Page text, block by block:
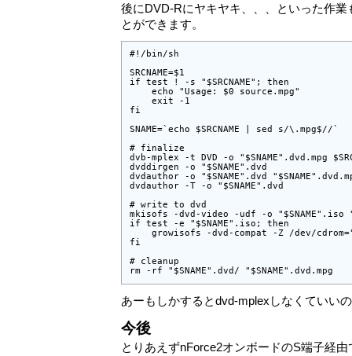
後にDVD-Rにヤキヤキ、、、といった作
とができます。
#!/bin/sh
SRCNAME=$1
if test ! -s "$SRCNAME"; then
    echo "Usage: $0 source.mpg"
    exit -1
fi
SNAME=`echo $SRCNAME | sed s/\.mpg$//`
# finalize
dvb-mplex -t DVD -o "$SNAME".dvd.mpg
dvddirgen -o "$SNAME".dvd
dvdauthor -o "$SNAME".dvd
dvdauthor -T -o "$SNAME".dvd
# write to dvd
mkisofs -dvd-video -udf -o "$SNAME".iso
if test -e "$SNAME".iso; then
growisofs -dvd-compat -Z /dev/
fi
# cleanup
rm -rf "$SNAME".dvd/ "$SNAME".dvd.mpg
あーもしかするとdvd-mplexしなくていい
今後
とりあえずnForce2オンボードのS端子経